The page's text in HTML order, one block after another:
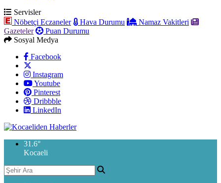
Servisler
Nöbetçi Eczaneler
Hava Durumu
Namaz Vakitleri
Gazeteler
Puan Durumu
Sosyal Medya
Facebook
Instagram
Youtube
Pinterest
Dribbble
LinkedIn
31.6°
Kocaeli